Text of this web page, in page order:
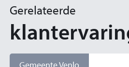
Gerelateerde